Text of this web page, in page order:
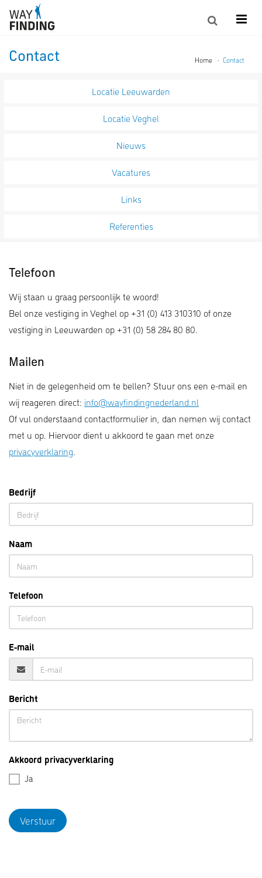
Home Contact
Contact
Locatie Leeuwarden
Locatie Veghel
Nieuws
Vacatures
Links
Referenties
Telefoon
Wij staan u graag persoonlijk te woord!
Bel onze vestiging in Veghel op +31 (0) 413 310310 of onze
vestiging in Leeuwarden op +31 (0) 58 284 80 80.
Mailen
Niet in de gelegenheid om te bellen? Stuur ons een e-mail en
wij reageren direct: info@wayfindingnederland.nl
Of vul onderstaand contactformulier in, dan nemen wij contact
met u op. Hiervoor dient u akkoord te gaan met onze
privacyverklaring.
Bedrijf
Naam
Telefoon
E-mail
Bericht
Akkoord privacyverklaring
Ja
Verstuur